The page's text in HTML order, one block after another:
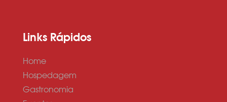
Links Rápidos
Home
Hospedagem
Gastronomia